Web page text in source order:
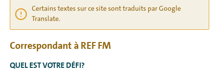
Certains textes sur ce site sont traduits par Google
Translate.
Correspondant à REF FM
QUEL EST VOTRE DÉFI?